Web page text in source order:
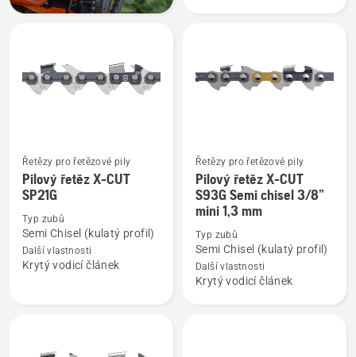
Zobrazit
více
informací
Pilový
řetěz
Řetězy pro řetězové pily
Pilový řetěz X-CUT
SP21G
Typ zubů
Semi Chisel (kulatý profil)
Další vlastnosti
Krytý vodicí článek
Zobrazit
více
informací
Pilový
řetěz
Řetězy pro řetězové pily
Pilový řetěz X-CUT
S93G Semi chisel 3/8”
mini 1,3 mm
Typ zubů
Semi Chisel (kulatý profil)
Další vlastnosti
Krytý vodicí článek